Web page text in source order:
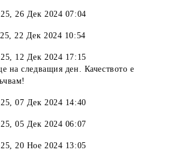
,26 Дек 2024 07:04
,22 Дек 2024 10:54
, 12 Дек 2024 17:15
на следващия ден. Качеството е
,07 Дек 2024 14:40
,05 Дек 2024 06:07
,20 Ное 2024 13:05